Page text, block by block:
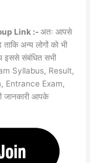
Link :-अतः आपसे
अन्य लोगों को भी
इससे संबंधित सभी
Syllabus, Result,
Entrance Exam,
आपके